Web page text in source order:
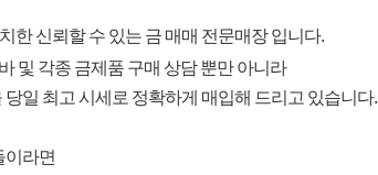
한 신뢰할 수 있는 금 매매 전문매장 입니다.
및 각종 금제품 구매 상담 뿐만 아니라
일 최고 시세로 정확하게 매입해 드리고 있습니다.
이라면